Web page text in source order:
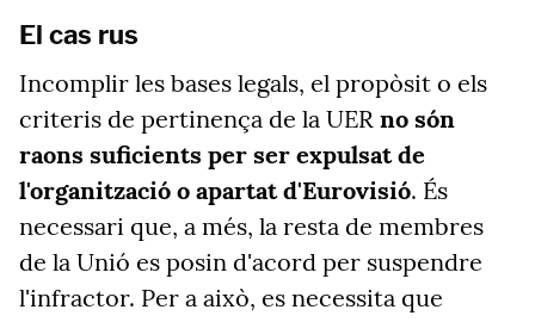
El cas rus
Incomplir les bases legals, el propòsit o els
criteris de pertinença de la UER no són
raons suficients per ser expulsat de
l'organització o apartat d'Eurovisió. És
necessari que, a més, la resta de membres
de la Unió es posin d'acord per suspendre
l'infractor. Per a això, es necessita que